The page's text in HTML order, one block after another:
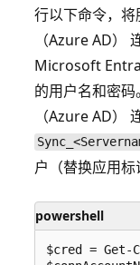
行以下命令，
（Azure AD）
Microsoft
的用户名和密
（Azure AD）
户（替换应用标
powershell
$cred = Get-